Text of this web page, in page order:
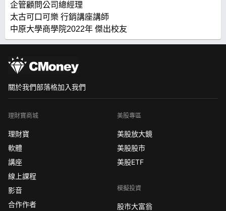
企管顧問公司總經理
太古可口可樂 行銷講座講師
中原大學商學院2022年 傑出校友
關於我們部落格加入我們
理財寶商城
理財寶
軟體
講座
線上課程
影音
合作作者
美股專區
美股放大鏡
美股股市
美股ETF
模擬投資
股市大富翁